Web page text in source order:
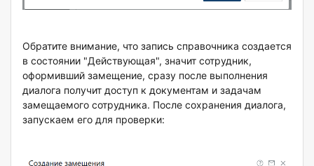
Обратите внимание, что запись справочника создается
в состоянии "Действующая", значит сотрудник,
оформивший замещение, сразу после выполнения
диалога получит доступ к документам и задачам
замещаемого сотрудника. После сохранения диалога,
запускаем его для проверки: